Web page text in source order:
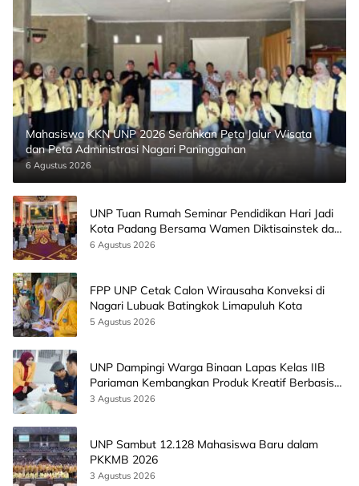
Mahasiswa KKN UNP 2026 Serahkan Peta Jalur Wisata
dan Peta Administrasi Nagari Paninggahan
6 Agustus 2026
UNP Tuan Rumah Seminar Pendidikan Hari Jadi
Kota Padang Bersama Wamen Diktisainstek dan
CEO EMGS Malaysia
6 Agustus 2026
FPP UNP Cetak Calon Wirausaha Konveksi di
Nagari Lubuak Batingkok Limapuluh Kota
5 Agustus 2026
UNP Dampingi Warga Binaan Lapas Kelas IIB
Pariaman Kembangkan Produk Kreatif Berbasis
AI
3 Agustus 2026
UNP Sambut 12.128 Mahasiswa Baru dalam
PKKMB 2026
3 Agustus 2026